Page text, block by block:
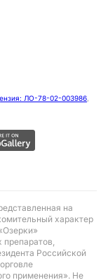
ЛО-78-02-003986,
на
характер
препаратов,
Российской
применения». Не